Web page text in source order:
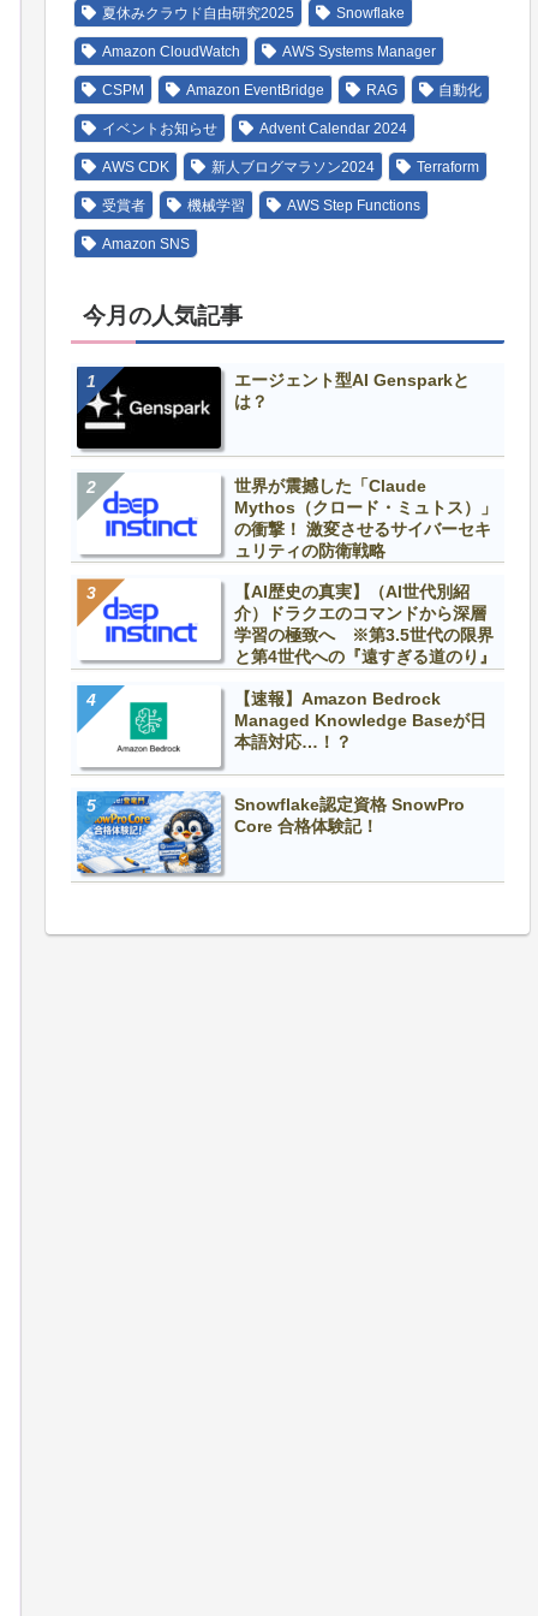
夏休みクラウド自由研究2025 Snowflake
Amazon CloudWatch AWS Systems Manager
CSPM Amazon EventBridge RAG 自動化
イベントお知らせ Advent Calendar 2024
AWS CDK 新人ブログマラソン2024 Terraform
受賞者 機械学習 AWS Step Functions
Amazon SNS
今月の人気記事
エージェント型AI Gensparkと
は？
世界が震撼した「Claude
Mythos（クロード・ミュトス）」
の衝撃！ 激変させるサイバーセキ
ュリティの防衛戦略
【AI歴史の真実】（AI世代別紹
介）ドラクエのコマンドから深層
学習の極致へ ※第3.5世代の限界
と第4世代への『遠すぎる道のり』
【速報】Amazon Bedrock
Managed Knowledge Baseが日
本語対応…！？
Snowflake認定資格 SnowPro
Core 合格体験記！